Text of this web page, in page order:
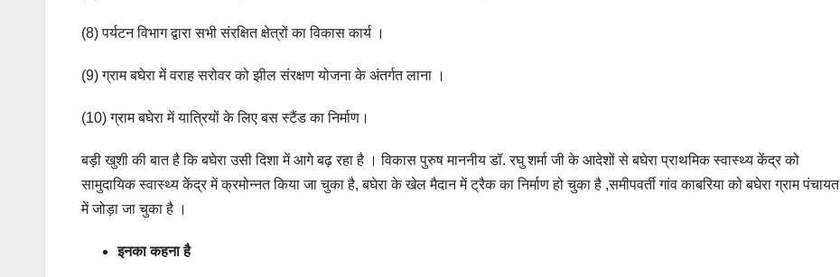
(8) पर्यटन विभाग द्वारा सभी संरक्षित क्षेत्रों का विकास कार्य ।
(9) ग्राम बघेरा में वराह सरोवर को झील संरक्षण योजना के अंतर्गत लाना ।
(10) ग्राम बघेरा में यात्रियों के लिए बस स्टैंड का निर्माण।
बड़ी खुशी की बात है कि बघेरा उसी दिशा में आगे बढ़ रहा है । विकास पुरुष माननीय डॉ. रघु शर्मा जी के आदेशों से बघेरा प्राथमिक स्वास्थ्य केंद्र को
सामुदायिक स्वास्थ्य केंद्र में क्रमोन्नत किया जा चुका है, बघेरा के खेल मैदान में ट्रैक का निर्माण हो चुका है ,समीपवर्ती गांव काबरिया को बघेरा ग्राम पंचायत
में जोड़ा जा चुका है ।
इनका कहना है